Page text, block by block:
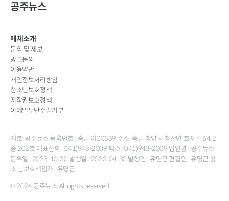
공주뉴스
매체소개
문의 및 제보
광고문의
이용약관
개인정보처리방침
청소년보호정책
저작권보호정책
이메일무단수집거부
제호: 공주뉴스 등록번호 : 충남 아00539 주소: 충남 청양군 청산면 효자길 64, 2
층 202호 대표전화 : 041)943-2009 팩스 : 041)943-2009 법인명 : 공주뉴스
등록일 : 2023-10-30 발행일 : 2023-04-30 발행인 : 유명근 편집인 : 유명근 청
소 년보호책임자 : 유명근
© 2024 공주뉴스. All rights reserved.